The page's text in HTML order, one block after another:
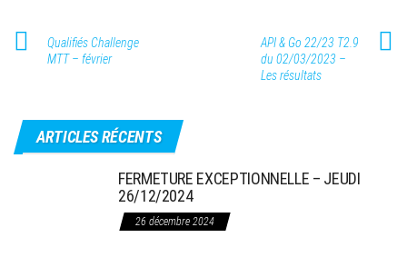
Qualifiés Challenge
MTT – février
API & Go 22/23 T2.9
du 02/03/2023 –
Les résultats
ARTICLES RÉCENTS
FERMETURE EXCEPTIONNELLE – JEUDI
26/12/2024
26 décembre 2024